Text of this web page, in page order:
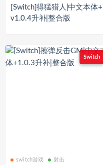
[Switch]得猛猎人|中文本体+
v1.0.4升补|整合版
Switch
switch游戏 射击